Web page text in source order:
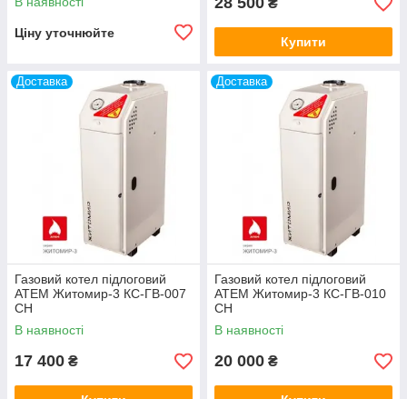
Ціну уточнюйте
₴
Купити
Доставка
Газовий котел підлоговий
АТЕМ Житомир-3 КС-ГВ-007
СН
В наявності
17 400 ₴
Доставка
Газовий котел підлоговий
АТЕМ Житомир-3 КС-ГВ-010
СН
В наявності
20 000 ₴